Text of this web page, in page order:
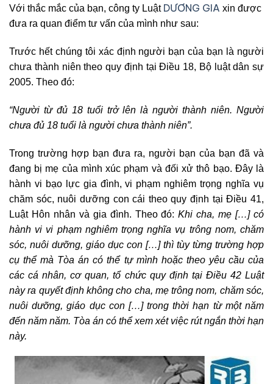
Với thắc mắc của bạn, công ty Luật DƯƠNG GIA xin được
đưa ra quan điểm tư vấn của mình như sau:
Trước hết chúng tôi xác định người bạn của bạn là người
chưa thành niên theo quy định tại Điều 18, Bộ luật dân sự
2005. Theo đó:
“Người từ đủ 18 tuổi trở lên là người thành niên. Người
chưa đủ 18 tuổi là người chưa thành niên”.
Trong trường hợp bạn đưa ra, người bạn của bạn đã và
đang bị mẹ của mình xúc phạm và đối xử thô bạo. Đây là
hành vi bạo lực gia đình, vi phạm nghiêm trọng nghĩa vụ
chăm sóc, nuôi dưỡng con cái theo quy định tại Điều 41,
Luật Hôn nhân và gia đình. Theo đó:Khi cha, mẹ […] có
hành vi vi phạm nghiêm trọng nghĩa vụ trông nom, chăm
sóc, nuôi dưỡng, giáo dục con […] thì tùy từng trường hợp
cụ thể mà Tòa án có thể tự mình hoặc theo yêu cầu của
các cá nhân, cơ quan, tổ chức quy định tại Điều 42 Luật
này ra quyết định không cho cha, mẹ trông nom, chăm sóc,
nuôi dưỡng, giáo dục con […] trong thời hạn từ một năm
đến năm năm. Tòa án có thể xem xét việc rút ngắn thời hạn
này.